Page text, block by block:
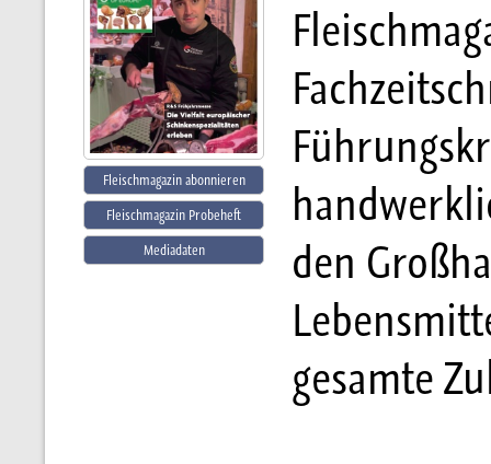
Fleischmagazin abonnieren
Fleischmagazin Probeheft
Mediadaten
den
gesamte